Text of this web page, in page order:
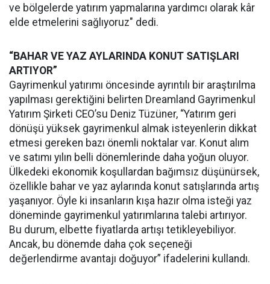
ve bölgelerde yatırım yapmalarına yardımcı olarak kâr
elde etmelerini sağlıyoruz" dedi.
“BAHAR VE YAZ AYLARINDA KONUT SATIŞLARI
ARTIYOR”
Gayrimenkul yatırımı öncesinde ayrıntılı bir araştırılma
yapılması gerektiğini belirten Dreamland Gayrimenkul
Yatırım Şirketi CEO’su Deniz Tüzüner, “Yatırım geri
dönüşü yüksek gayrimenkul almak isteyenlerin dikkat
etmesi gereken bazı önemli noktalar var. Konut alım
ve satımı yılın belli dönemlerinde daha yoğun oluyor.
Ülkedeki ekonomik koşullardan bağımsız düşünürsek,
özellikle bahar ve yaz aylarında konut satışlarında artış
yaşanıyor. Öyle ki insanların kışa hazır olma isteği yaz
döneminde gayrimenkul yatırımlarına talebi artırıyor.
Bu durum, elbette fiyatlarda artışı tetikleyebiliyor.
Ancak, bu dönemde daha çok seçeneği
değerlendirme avantajı doğuyor” ifadelerini kullandı.